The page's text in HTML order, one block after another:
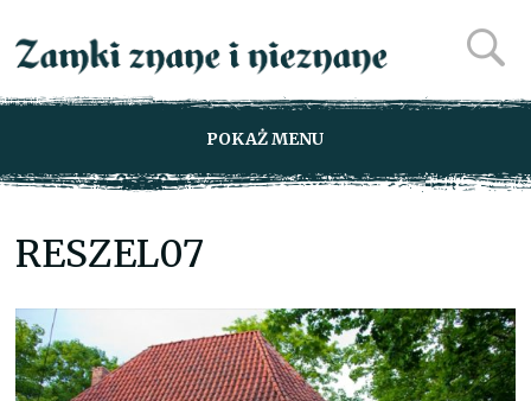
POKAŻ MENU
RESZEL07